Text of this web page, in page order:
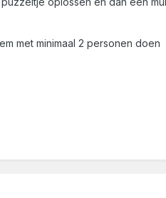
met minimaal 2 personen doen